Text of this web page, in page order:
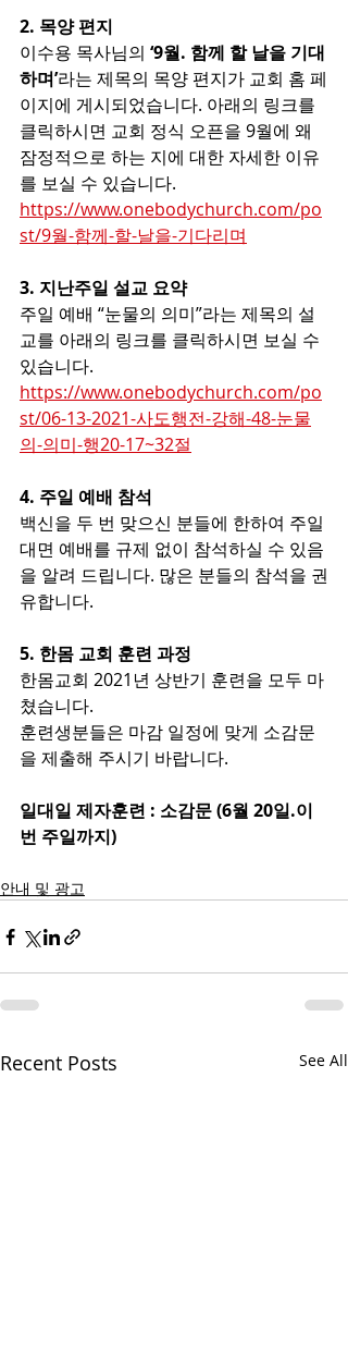
2. 목양 편지
이수용 목사님의 ‘9월. 함께 할 날을 기대
하며’라는 제목의 목양 편지가 교회 홈 페
이지에 게시되었습니다. 아래의 링크를
클릭하시면 교회 정식 오픈을 9월에 왜
잠정적으로 하는 지에 대한 자세한 이유
를 보실 수 있습니다.
https://www.onebodychurch.com/po
st/9월-함께-할-날을-기다리며
3. 지난주일 설교 요약
주일 예배 “눈물의 의미”라는 제목의 설
교를 아래의 링크를 클릭하시면 보실 수
있습니다.
https://www.onebodychurch.com/po
st/06-13-2021-사도행전-강해-48-눈물
의-의미-행20-17~32절
4. 주일 예배 참석
백신을 두 번 맞으신 분들에 한하여 주일
대면 예배를 규제 없이 참석하실 수 있음
을 알려 드립니다. 많은 분들의 참석을 권
유합니다.
5. 한몸 교회 훈련 과정
한몸교회 2021년 상반기 훈련을 모두 마
쳤습니다.
훈련생분들은 마감 일정에 맞게 소감문
을 제출해 주시기 바랍니다.
일대일 제자훈련 : 소감문 (6월 20일.이
번 주일까지)
안내 및 광고
Recent Posts See All